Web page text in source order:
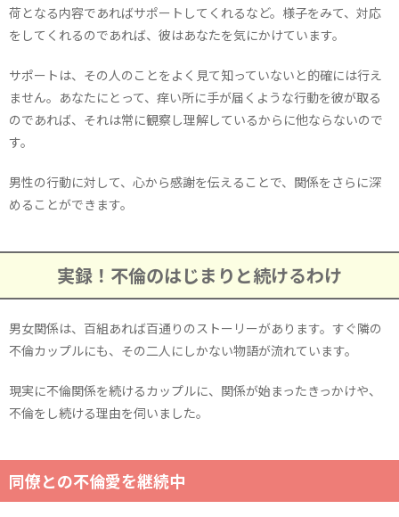
荷となる内容であればサポートしてくれるなど。様子をみて、対応
をしてくれるのであれば、彼はあなたを気にかけています。
サポートは、その人のことをよく見て知っていないと的確には行え
ません。あなたにとって、痒い所に手が届くような行動を彼が取る
のであれば、それは常に観察し理解しているからに他ならないので
す。
男性の行動に対して、心から感謝を伝えることで、関係をさらに深
めることができます。
実録！不倫のはじまりと続けるわけ
男女関係は、百組あれば百通りのストーリーがあります。すぐ隣の
不倫カップルにも、その二人にしかない物語が流れています。
現実に不倫関係を続けるカップルに、関係が始まったきっかけや、
不倫をし続ける理由を伺いました。
同僚との不倫愛を継続中